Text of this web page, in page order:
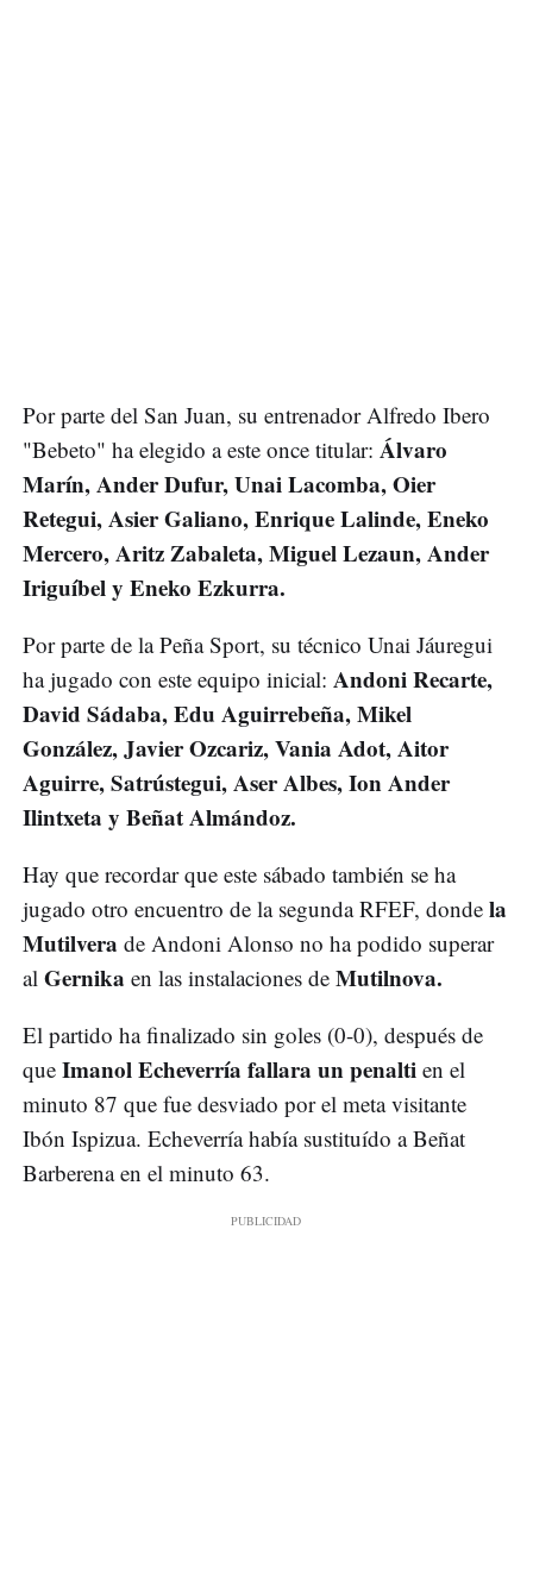
Por parte del San Juan, su entrenador Alfredo Ibero
"Bebeto" ha elegido a este once titular: Álvaro
Marín, Ander Dufur, Unai Lacomba, Oier
Retegui, Asier Galiano, Enrique Lalinde, Eneko
Mercero, Aritz Zabaleta, Miguel Lezaun, Ander
Iriguíbel y Eneko Ezkurra.
Por parte de la Peña Sport, su técnico Unai Jáuregui
ha jugado con este equipo inicial: Andoni Recarte,
David Sádaba, Edu Aguirrebeña, Mikel
González, Javier Ozcariz, Vania Adot, Aitor
Aguirre, Satrústegui, Aser Albes, Ion Ander
Ilintxeta y Beñat Almándoz.
Hay que recordar que este sábado también se ha
jugado otro encuentro de la segunda RFEF, donde la
Mutilvera de Andoni Alonso no ha podido superar
al Gernika en las instalaciones de Mutilnova.
El partido ha finalizado sin goles (0-0), después de
que Imanol Echeverría fallara un penalti en el
minuto 87 que fue desviado por el meta visitante
Ibón Ispizua. Echeverría había sustituído a Beñat
Barberena en el minuto 63.